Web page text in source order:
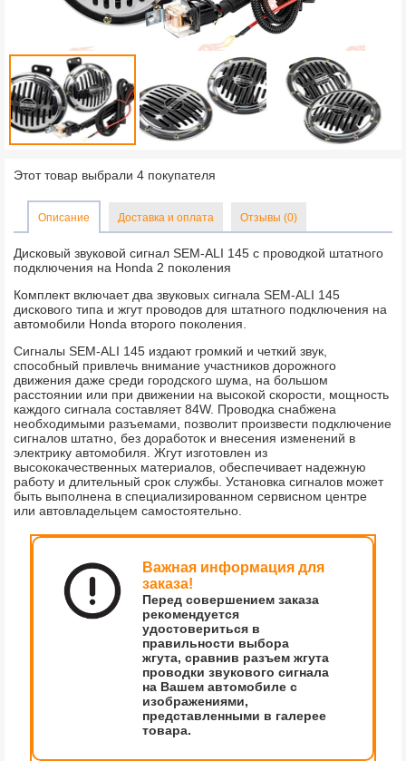
Этот товар выбрали 4 покупателя
Описание Доставка и оплата Отзывы (0)
Дисковый звуковой сигнал SEM-ALI 145 c проводкой штатного
подключения на Honda 2 поколения
Комплект включает два звуковых сигнала SEM-ALI 145
дискового типа и жгут проводов для штатного подключения на
автомобили Honda второго поколения.
Сигналы SEM-ALI 145 издают громкий и четкий звук,
способный привлечь внимание участников дорожного
движения даже среди городского шума, на большом
расстоянии или при движении на высокой скорости, мощность
каждого сигнала составляет 84W. Проводка снабжена
необходимыми разъемами, позволит произвести подключение
сигналов штатно, без доработок и внесения изменений в
электрику автомобиля. Жгут изготовлен из
высококачественных материалов, обеспечивает надежную
работу и длительный срок службы. Установка сигналов может
быть выполнена в специализированном сервисном центре
или автовладельцем самостоятельно.
Важная информация для
заказа!
Перед совершением заказа
рекомендуется
удостовериться в
правильности выбора
жгута, сравнив разъем жгута
проводки звукового сигнала
на Вашем автомобиле с
изображениями,
представленными в галерее
товара.